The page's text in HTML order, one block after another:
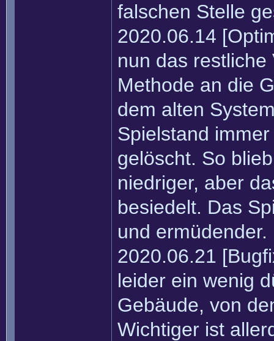
falschen Stelle
2020.06.14
nun das
Methode an die
dem alten
Spielstand
gelöscht. So
niedriger, aber
besiedelt. Das
und ermüdender.
2020.06.21
leider ein wenig
Gebäude, von
Wichtiger ist